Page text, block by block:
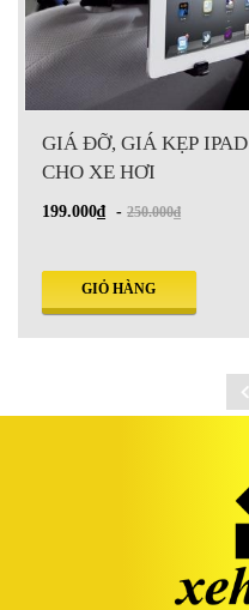
GIÁ ĐỠ, GIÁ KẸP IPAD
CHO XE HƠI
199.000₫ - 250.000₫
GIỎ HÀNG